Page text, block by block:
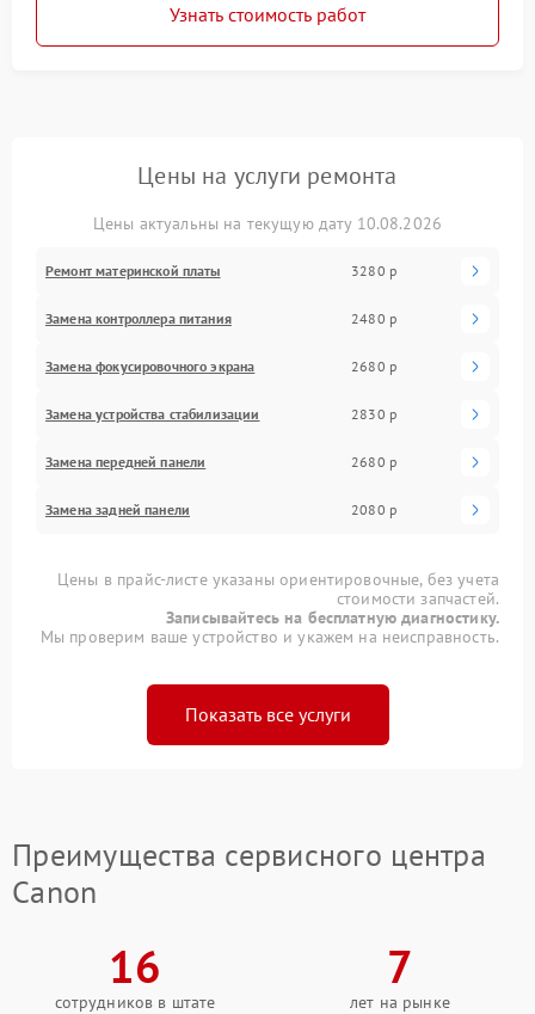
Узнать стоимость работ
Цены на услуги ремонта
Цены актуальны на текущую дату 10.08.2026
Ремонт материнской платы 3280 р
Замена контроллера питания 2480 р
Замена фокусировочного экрана 2680 р
Замена устройства стабилизации 2830 р
Замена передней панели 2680 р
Замена задней панели 2080 р
Цены в прайс-листе указаны ориентировочные, без учета
стоимости запчастей.
Записывайтесь на бесплатную диагностику.
Мы проверим ваше устройство и укажем на неисправность.
Показать все услуги
Преимущества сервисного центра
Canon
16
сотрудников в штате
7
лет на рынке